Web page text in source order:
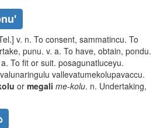
v. n. To consent, sammatincu. To
punu. v. a. To have, obtain, pondu.
To fit or suit. posagunatluceyu.
vallevatumekolupavaccu.
or megali me-kolu. n. Undertaking,